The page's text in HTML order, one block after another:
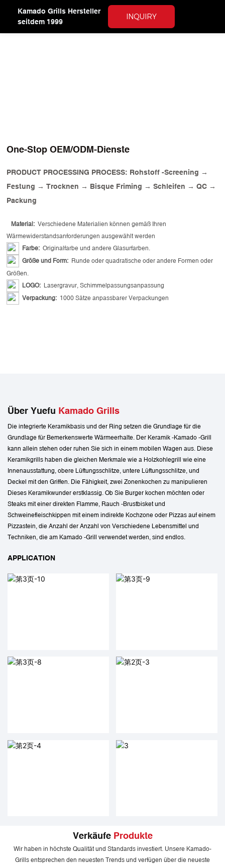
Kamado Grills Hersteller
seitdem 1999
INQUIRY
One-Stop OEM/ODM-Dienste
PRODUCT PROCESSING PROCESS: Rohstoff -Screening →
Festung → Trocknen → Bisque Friming → Schleifen → QC →
Packung
Material: Verschiedene Materialien können gemäß Ihren
Wärmewiderstandsanforderungen ausgewählt werden
Farbe: Originalfarbe und andere Glasurfarben.
Größe und Form: Runde oder quadratische oder andere Formen oder
Größen.
LOGO: Lasergravur, Schimmelpassungsanpassung
Verpackung: 1000 Sätze anpassbarer Verpackungen
Über Yuefu Kamado Grills
Die integrierte Keramikbasis und der Ring setzen die Grundlage für die
Grundlage für Bemerkenswerte Wärmeerhalte. Der Keramik -Kamado -Grill
kann allein stehen oder ruhen Sie sich in einem mobilen Wagen aus. Diese
Keramikgrills haben die gleichen Merkmale wie a Holzkohlegrill wie eine
Innenausstattung, obere Lüftungsschlitze, untere Lüftungsschlitze, und
Deckel mit den Griffen. Die Fähigkeit, zwei Zonenkochen zu manipulieren
Dieses Keramikwunder erstklassig. Ob Sie Burger kochen möchten oder
Steaks mit einer direkten Flamme, Rauch -Brustbisket und
Schweinefleischkippen mit einem indirekte Kochzone oder Pizzas auf einem
Pizzastein, die Anzahl der Anzahl von Verschiedene Lebensmittel und
Techniken, die am Kamado -Grill verwendet werden, sind endlos.
APPLICATION
Verkäufe Produkte
Wir haben in höchste Qualität und Standards investiert. Unsere Kamado-
Grills entsprechen den neuesten Trends und verfügen über die neueste